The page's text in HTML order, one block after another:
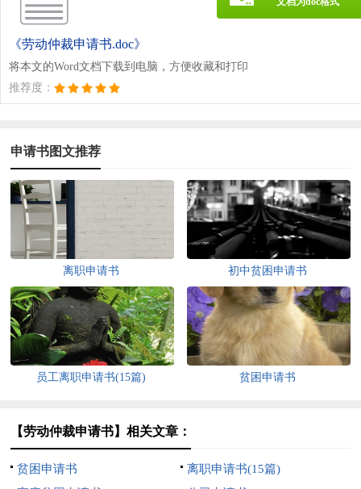
《劳动仲裁申请书.doc》
将本文的Word文档下载到电脑，方便收藏和打印
推荐度：
申请书图文推荐
离职申请书 初中贫困申请书
员工离职申请书(15篇) 贫困申请书
【劳动仲裁申请书】相关文章：
贫困申请书
离职申请书(15篇)